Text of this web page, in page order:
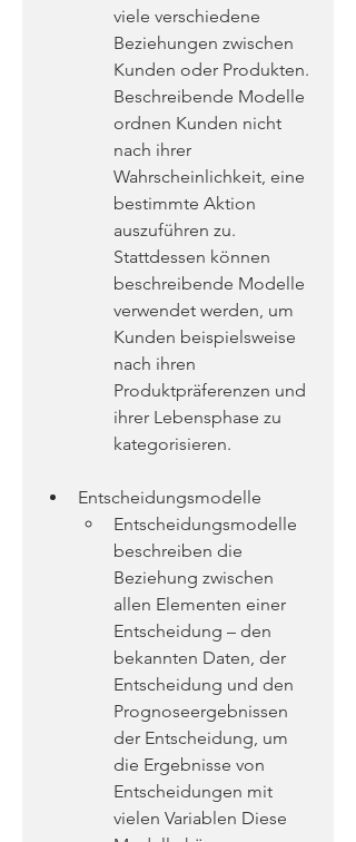
viele verschiedene
Beziehungen zwischen
Kunden oder Produkten.
Beschreibende Modelle
ordnen Kunden nicht
nach ihrer
Wahrscheinlichkeit, eine
bestimmte Aktion
auszuführen zu.
Stattdessen können
beschreibende Modelle
verwendet werden, um
Kunden beispielsweise
nach ihren
Produktpräferenzen und
ihrer Lebensphase zu
kategorisieren.
Entscheidungsmodelle
Entscheidungsmodelle
beschreiben die
Beziehung zwischen
allen Elementen einer
Entscheidung – den
bekannten Daten, der
Entscheidung und den
Prognoseergebnissen
der Entscheidung, um
die Ergebnisse von
Entscheidungen mit
vielen Variablen Diese